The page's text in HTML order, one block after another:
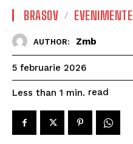
BRASOV EVENIMENTE
AUTHOR: Zmb
5 februarie 2026
Less than 1 min. read